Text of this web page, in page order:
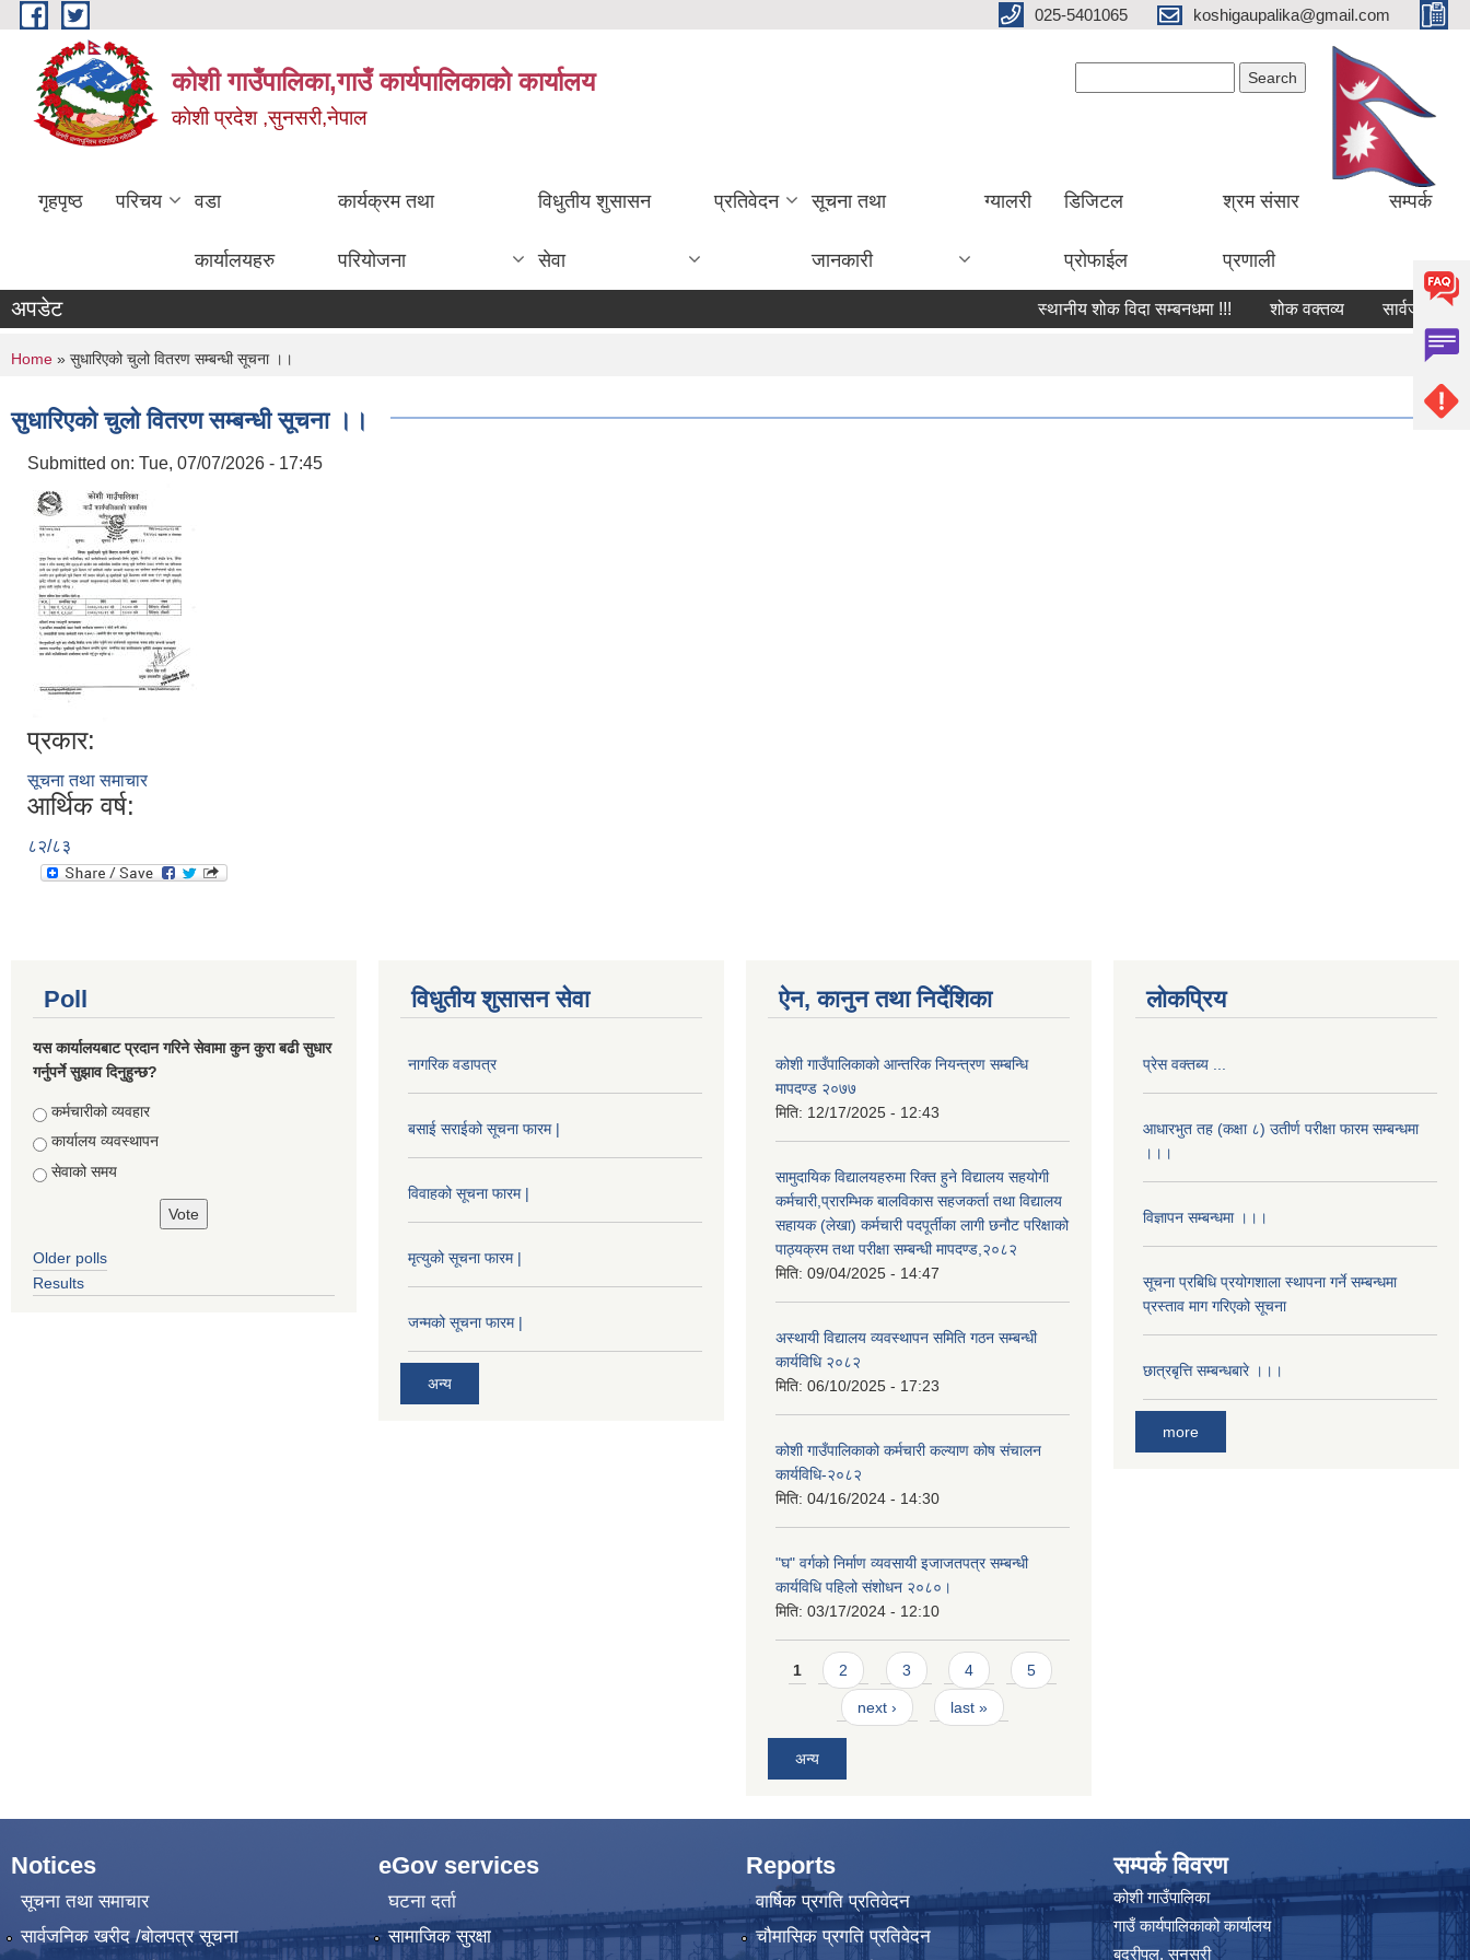
Skip to main content 025-5401065 koshigaupalika@gmail.com
कोशी गाउँपालिका,गाउँ कार्यपालिकाको कार्यालय
काेशी प्रदेश ,सुनसरी,नेपाल
गृहपृष्ठ परिचय वडा
कार्यालयहरु
कार्यक्रम तथा
परियोजना
विधुतीय शुसासन
सेवा
प्रतिवेदन सूचना तथा
जानकारी
ग्यालरी डिजिटल
प्रोफाईल
श्रम संसार
प्रणाली
सम्पर्क
अपडेट स्थानीय शोक विदा सम्बनधमा !!! शोक वक्तव्य सार्वजनिक
You are here
Home » सुधारिएको चुलो वितरण सम्बन्धी सूचना ।।
सुधारिएको चुलो वितरण सम्बन्धी सूचना ।।
Submitted on: Tue, 07/07/2026 - 17:45
प्रकार:
सूचना तथा समाचार
आर्थिक वर्ष:
८२/८३
Poll
यस कार्यालयबाट प्रदान गरिने सेवामा कुन कुरा बढी सुधार
गर्नुपर्ने सुझाव दिनुहुन्छ?
Choices
कर्मचारीको व्यवहार
कार्यालय व्यवस्थापन
सेवाको समय
Older polls
Results
विधुतीय शुसासन सेवा
नागरिक वडापत्र
बसाई सराईको सूचना फारम |
विवाहको सूचना फारम |
मृत्युको सूचना फारम |
जन्मको सूचना फारम |
अन्य
ऐन, कानुन तथा निर्देशिका
कोशी गाउँपालिकाको आन्तरिक नियन्त्रण सम्बन्धि
मापदण्ड २०७७
मिति: 12/17/2025 - 12:43
सामुदायिक विद्यालयहरुमा रिक्त हुने विद्यालय सहयोगी
कर्मचारी,प्रारम्भिक बालविकास सहजकर्ता तथा विद्यालय
सहायक (लेखा) कर्मचारी पदपूर्तीका लागी छनौट परिक्षाको
पाठ्यक्रम तथा परीक्षा सम्बन्धी मापदण्ड,२०८२
मिति: 09/04/2025 - 14:47
अस्थायी विद्यालय व्यवस्थापन समिति गठन सम्बन्धी
कार्यविधि २०८२
मिति: 06/10/2025 - 17:23
कोशी गाउँपालिकाको कर्मचारी कल्याण कोष संचालन
कार्यविधि-२०८२
मिति: 04/16/2024 - 14:30
"घ" वर्गको निर्माण व्यवसायी इजाजतपत्र सम्बन्धी
कार्यविधि पहिलो संशोधन २०८०।
मिति: 03/17/2024 - 12:10
Pages
1 2 3 4 5
next › last »
अन्य
लोकप्रिय
प्रेस वक्तब्य ...
आधारभुत तह (कक्षा ८) उतीर्ण परीक्षा फारम सम्बन्धमा
।।।
विज्ञापन सम्बन्धमा ।।।
सूचना प्रबिधि प्रयोगशाला स्थापना गर्ने सम्बन्धमा
प्रस्ताव माग गरिएको सूचना
छात्रबृत्ति सम्बन्धबारे ।।।
more
Notices
सूचना तथा समाचार
सार्वजनिक खरीद /बोलपत्र सूचना
eGov services
घटना दर्ता
सामाजिक सुरक्षा
Reports
वार्षिक प्रगति प्रतिवेदन
चौमासिक प्रगति प्रतिवेदन
सम्पर्क विवरण
कोशी गाउँपालिका
गाउँ कार्यपालिकाको कार्यालय
बद्रीपुल, सुनसरी